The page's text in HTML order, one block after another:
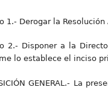
1.- Derogar la
2.- Disponer a la
lo establece el inciso
GENERAL.- La